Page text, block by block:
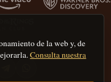
de la web y, de
Consulta nuestra